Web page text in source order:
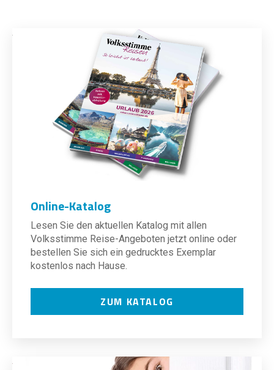
Online-Katalog
Lesen Sie den aktuellen Katalog mit allen
Volksstimme Reise-Angeboten jetzt online oder
bestellen Sie sich ein gedrucktes Exemplar
kostenlos nach Hause.
ZUM KATALOG